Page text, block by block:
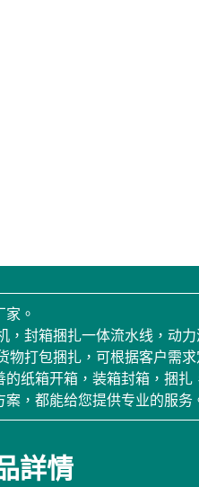
。
封箱捆扎一体流水线，动
打包捆扎，可根据客户需
纸箱开箱，装箱封箱，捆扎
，都能给您提供专业的服务
詳情